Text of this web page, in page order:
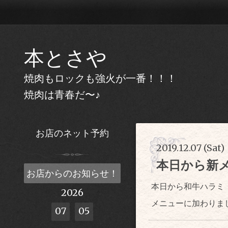
本とさや
焼肉もロックも強火が一番！！！
焼肉は青春だ〜♪
2019.12.07 (Sat)
本日から新
本日から和牛ハラ
メニューに加わりま
お店のネット予約
お店からのお知らせ！
2026
07
05